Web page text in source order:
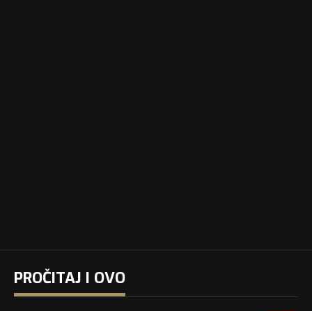
PROČITAJ I OVO